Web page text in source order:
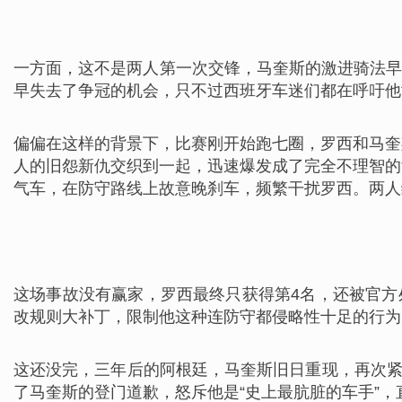
一方面，这不是两人第一次交锋，马奎斯的激进骑法
早失去了争冠的机会，只不过西班牙车迷们都在呼吁
偏偏在这样的背景下，比赛刚开始跑七圈，罗西和马
人的旧怨新仇交织到一起，迅速爆发成了完全不理
气车，在防守路线上故意晚刹车，频繁干扰罗西。两
这场事故没有赢家，罗西最终只获得第4名，还被官
改规则大补丁，限制他这种连防守都侵略性十足的行
这还没完，三年后的阿根廷，马奎斯旧日重现，再次
了马奎斯的登门道歉，怒斥他是“史上最肮脏的车手”